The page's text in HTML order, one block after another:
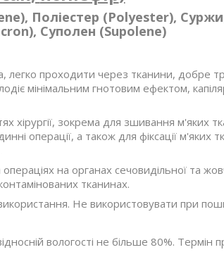
Поліестер (Polyester),
Суполен (Supolene)
легко проходити через тканини, добре
мінімальним гнотовим ефектом,
хірургії, зокрема для зшивання м'яких
операції, а також для фіксації м'яких
на органах сечовидільної та
тканинах.
Не використовувати при
вологості не більше 80%. Термін